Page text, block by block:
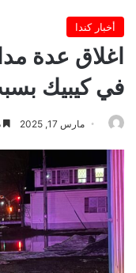
أخبار كندا
اغلاق عدة
في كيبيك
مارس 17, 2025